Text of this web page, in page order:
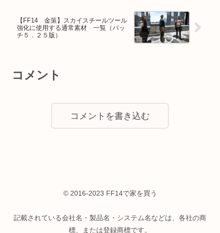
【FF14 金策】スカイスチールツール
強化に使用する通常素材 一覧（パッ
チ５．２５版）
コメント
コメントを書き込む
© 2016-2023 FF14で家を買う
記載されている会社名・製品名・システム名などは、各社の商
標、または登録商標です。